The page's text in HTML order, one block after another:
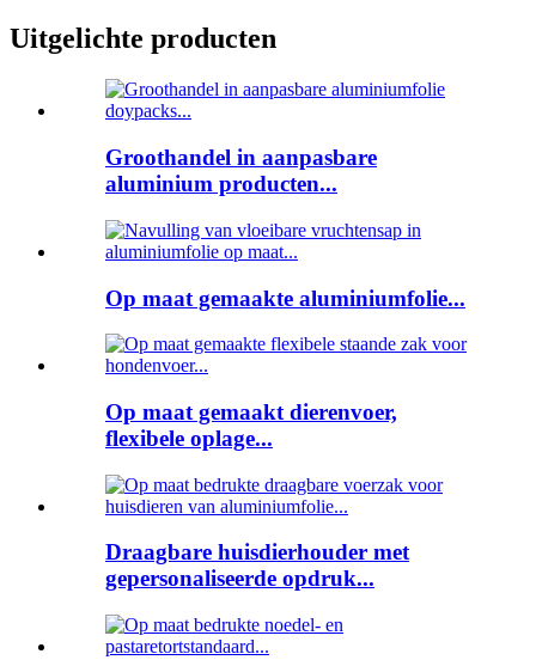
Uitgelichte producten
Groothandel in aanpasbare
aluminium producten...
Op maat gemaakte aluminiumfolie...
Op maat gemaakt dierenvoer,
flexibele oplage...
Draagbare huisdierhouder met
gepersonaliseerde opdruk...